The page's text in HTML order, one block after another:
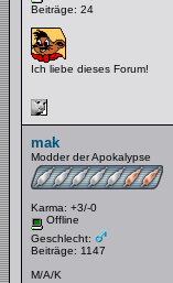
Beiträge: 24
Ich liebe dieses Forum!
mak
Modder der Apokalypse
Karma: +3/-0
Offline
Geschlecht:
Beiträge: 1147
M/A/K